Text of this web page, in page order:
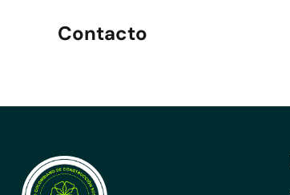
Contacto